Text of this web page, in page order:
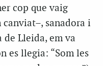
cop que vaig
sanadora i
de Lleida, em va
es llegia: “Som les